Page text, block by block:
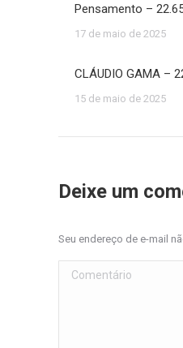
Pensamento –
17 de maio de 2025
CLÁUDIO GAMA –
15 de maio de 2025
Deixe um
Seu endereço de e-mail
Comentário